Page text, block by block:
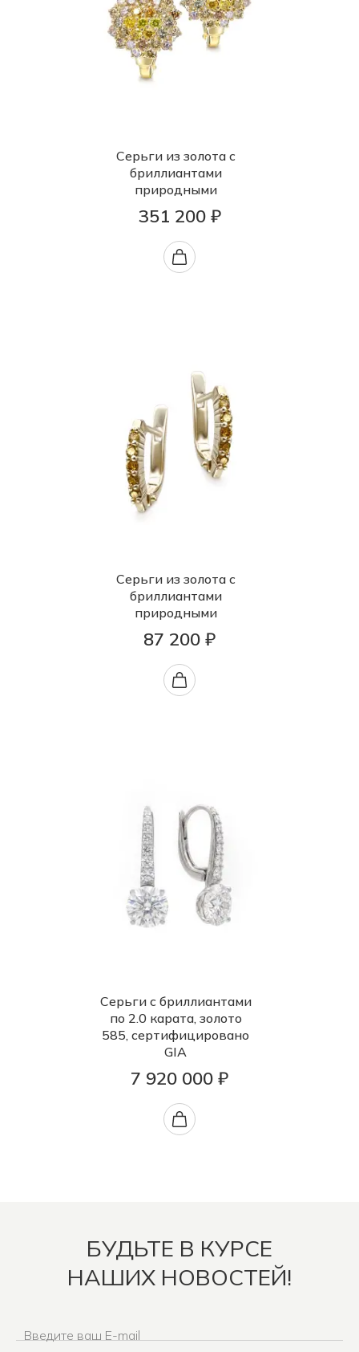
Серьги из золота с
бриллиантами
природными
351 200 ₽
Серьги из золота с
бриллиантами
природными
87 200 ₽
Серьги с бриллиантами
по 2.0 карата, золото
585, сертифицировано
GIA
7 920 000 ₽
БУДЬТЕ В КУРСЕ
НАШИХ НОВОСТЕЙ!
Введите ваш E-mail